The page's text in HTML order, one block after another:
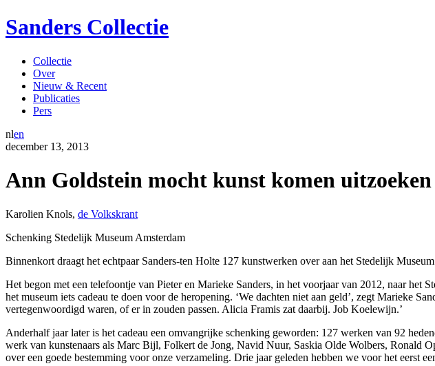
Sanders Collectie
Collectie
Over
Nieuw & Recent
Publicaties
Pers
nlen
december 13, 2013
Ann Goldstein mocht kunst komen uitzoeken
Karolien Knols, de Volkskrant
Schenking Stedelijk Museum Amsterdam
Binnenkort draagt het echtpaar Sanders-ten Holte 127 kunstwerken over aan het Stedelijk
Het begon met een telefoontje van Pieter en Marieke Sanders, in het voorjaar van 2012, naar
het museum iets cadeau te doen voor de heropening. ‘We dachten niet aan geld’, zegt Marieke
vertegenwoordigd waren, of er in zouden passen. Alicia Framis zat daarbij. Job Koelewijn.’
Anderhalf jaar later is het cadeau een omvangrijke schenking geworden: 127 werken van 92
werk van kunstenaars als Marc Bijl, Folkert de Jong, Navid Nuur, Saskia Olde Wolbers, Ronald
over een goede bestemming voor onze verzameling. Drie jaar geleden hebben we voor het eerst